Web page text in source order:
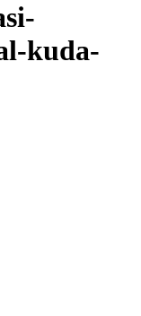
kuda-